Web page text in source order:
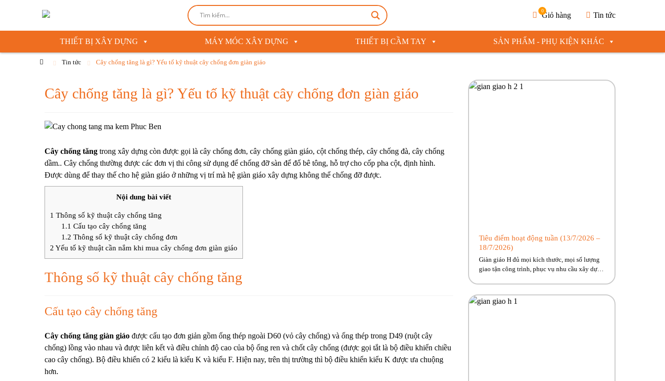
0
Giỏ hàng Tin tức
THIẾT BỊ XÂY DỰNG MÁY MÓC XÂY DỰNG THIẾT BỊ CẦM TAY SẢN PHẨM - PHỤ KIỆN KHÁC
Tin tức Cây chống tăng là gì? Yếu tố kỹ thuật cây chống đơn giàn giáo
Cây chống tăng là gì? Yếu tố kỹ thuật cây chống đơn giàn giáo
Cây chống tăng trong xây dựng còn được gọi là cây chống đơn, cây chống giàn giáo, cột chống thép, cây chống đà, cây chống
dầm.. Cây chống thường được các đơn vị thi công sử dụng để chống đỡ sàn để đổ bê tông, hỗ trợ cho cốp pha cột, định hình.
Được dùng để thay thế cho hệ giàn giáo ở những vị trí mà hệ giàn giáo xây dựng không thể chống đỡ được.
Nội dung bài viết
1 Thông số kỹ thuật cây chống tăng
1.1 Cấu tạo cây chống tăng
1.2 Thông số kỹ thuật cây chống đơn
2 Yếu tố kỹ thuật cần nắm khi mua cây chống đơn giàn giáo
Thông số kỹ thuật cây chống tăng
Cấu tạo cây chống tăng
Cây chống tăng giàn giáo được cấu tạo đơn giản gồm ống thép ngoài D60 (vỏ cây chống) và ống thép trong D49 (ruột cây
chống) lồng vào nhau và được liên kết và điều chỉnh độ cao của bộ ống ren và chốt cây chống (được gọi tắt là bộ điều khiển chiều
cao cây chống). Bộ điều khiển có 2 kiểu là kiểu K và kiểu F. Hiện nay, trên thị trường thì bộ điều khiển kiểu K được ưa chuộng
hơn.
Tiêu điểm hoạt động tuần (13/7/2026 –
18/7/2026)
Giàn giáo H đủ mọi kích thước, mọi số lượng
giao tận công trình, phục vụ nhu cầu xây dựng
dành riêng cho anh em công trình! Hãy cùng
Phúc Bền điểm qua những hoạt […]